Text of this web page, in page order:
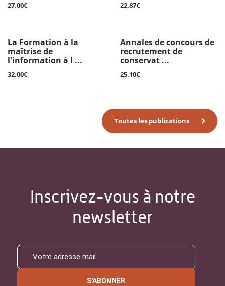
27.00€ 22.87€
La Formation à la
maîtrise de
l'information à l ...
32.00€
Annales de concours de
recrutement de
conservat ...
25.10€
Toutes les publications
Inscrivez-vous à notre
newsletter
S'ABONNER